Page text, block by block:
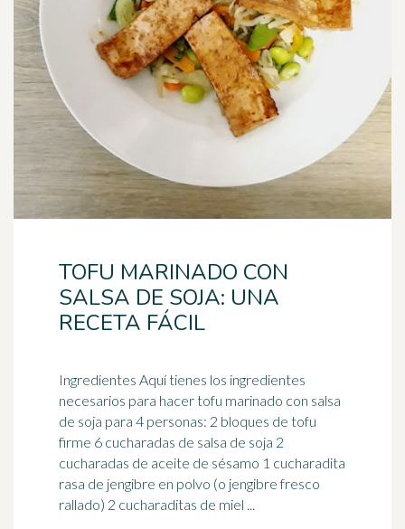
TOFU MARINADO CON
SALSA DE SOJA: UNA
RECETA FÁCIL
Ingredientes Aquí tienes los ingredientes
necesarios para hacer tofu marinado con salsa
de soja para 4 personas: 2 bloques de tofu
firme 6 cucharadas de salsa de soja 2
cucharadas de aceite de sésamo 1 cucharadita
rasa de jengibre en polvo (o jengibre fresco
rallado) 2 cucharaditas de miel ...